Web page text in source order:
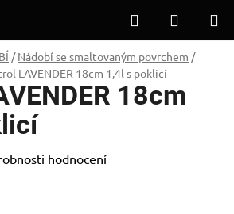
Hledat
KOŠÍK
/ Nádobí se smaltovaným povrchem /
LAVENDER 18cm 1,4l s poklicí
18cm
hodnocení